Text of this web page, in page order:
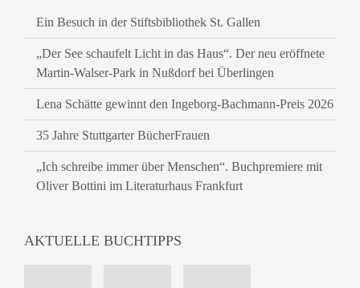
Ein Besuch in der Stiftsbibliothek St. Gallen
„Der See schaufelt Licht in das Haus“. Der neu eröffnete
Martin-Walser-Park in Nußdorf bei Überlingen
Lena Schätte gewinnt den Ingeborg-Bachmann-Preis 2026
35 Jahre Stuttgarter BücherFrauen
„Ich schreibe immer über Menschen“. Buchpremiere mit
Oliver Bottini im Literaturhaus Frankfurt
AKTUELLE BUCHTIPPS